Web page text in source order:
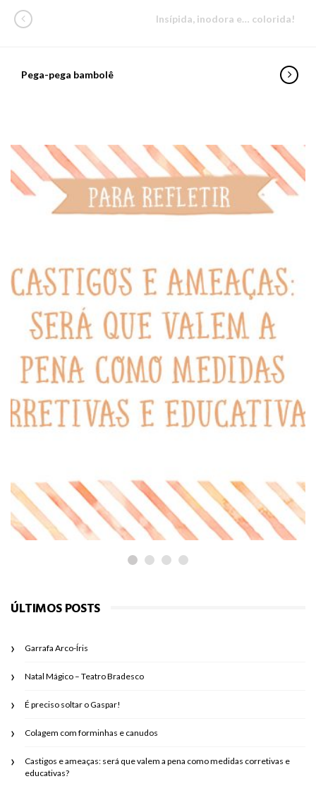
Insípida, inodora e… colorida!
Pega-pega bambolê
a pena como medidas corretivas e
educativas?
ÚLTIMOS POSTS
Garrafa Arco-Íris
Natal Mágico – Teatro Bradesco
É preciso soltar o Gaspar!
Colagem com forminhas e canudos
Castigos e ameaças: será que valem a pena como medidas corretivas e
educativas?